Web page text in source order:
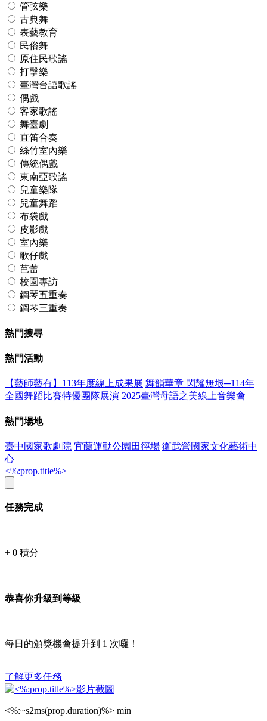
管弦樂
古典舞
表藝教育
民俗舞
原住民歌謠
打擊樂
臺灣台語歌謠
偶戲
客家歌謠
舞臺劇
直笛合奏
絲竹室內樂
傳統偶戲
東南亞歌謠
兒童樂隊
兒童舞蹈
布袋戲
皮影戲
室內樂
歌仔戲
芭蕾
校園專訪
鋼琴五重奏
鋼琴三重奏
熱門搜尋
熱門活動
【藝師藝有】113年度線上成果展 舞韻華章 閃耀無垠─114年
全國舞蹈比賽特優團隊展演 2025臺灣母語之美線上音樂會
熱門場地
臺中國家歌劇院 宜蘭運動公園田徑場 衛武營國家文化藝術中
心
<%:prop.title%>
任務完成
+ 0 積分
恭喜你升級到等級
每日的頒獎機會提升到 1 次囉！
了解更多任務
<%:~s2ms(prop.duration)%> min